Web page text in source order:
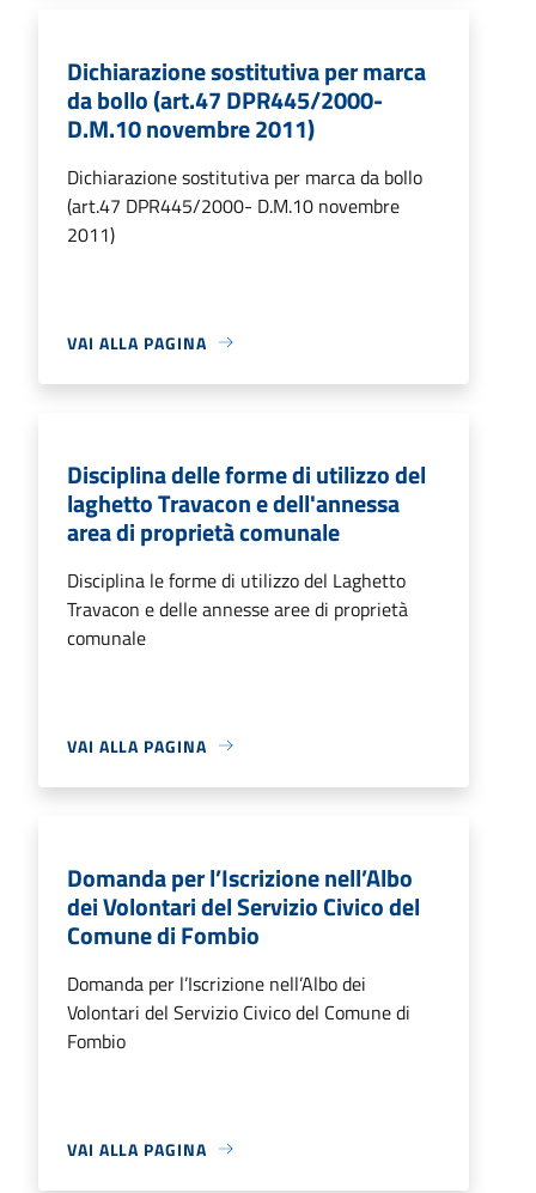
Dichiarazione sostitutiva per marca
da bollo (art.47 DPR445/2000-
D.M.10 novembre 2011)
Dichiarazione sostitutiva per marca da bollo
(art.47 DPR445/2000- D.M.10 novembre
2011)
VAI ALLA PAGINA
Disciplina delle forme di utilizzo del
laghetto Travacon e dell'annessa
area di proprietà comunale
Disciplina le forme di utilizzo del Laghetto
Travacon e delle annesse aree di proprietà
comunale
VAI ALLA PAGINA
Domanda per l’Iscrizione nell’Albo
dei Volontari del Servizio Civico del
Comune di Fombio
Domanda per l’Iscrizione nell’Albo dei
Volontari del Servizio Civico del Comune di
Fombio
VAI ALLA PAGINA